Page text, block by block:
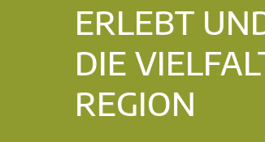
ERLEBT
DIE
REGION